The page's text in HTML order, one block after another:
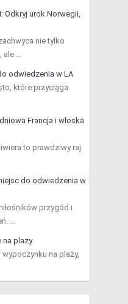
Odkryj urok Norwegii,
nie tylko
…
odwiedzenia w LA
które przyciąga
Francja i włoska
to prawdziwy raj
do odwiedzenia w
przygód i
…
na plaży
na plaży,